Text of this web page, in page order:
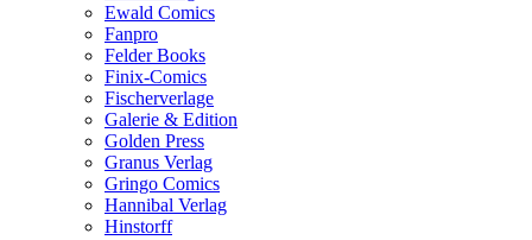
Ewald Comics
Fanpro
Felder Books
Finix-Comics
Fischerverlage
Galerie & Edition
Golden Press
Granus Verlag
Gringo Comics
Hannibal Verlag
Hinstorff